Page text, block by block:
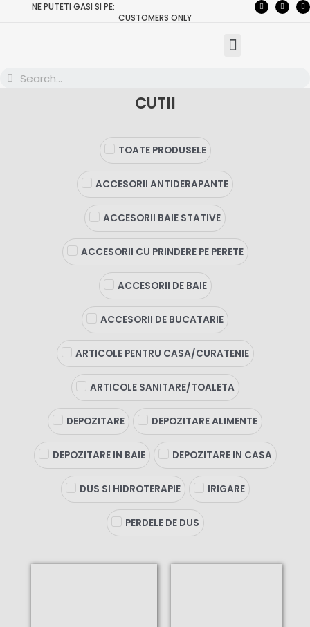
NE PUTETI GASI SI PE:
CUSTOMERS ONLY
CUTII
TOATE PRODUSELE
ACCESORII ANTIDERAPANTE
ACCESORII BAIE STATIVE
ACCESORII CU PRINDERE PE PERETE
ACCESORII DE BAIE
ACCESORII DE BUCATARIE
ARTICOLE PENTRU CASA/CURATENIE
ARTICOLE SANITARE/TOALETA
DEPOZITARE DEPOZITARE ALIMENTE
DEPOZITARE IN BAIE DEPOZITARE IN CASA
DUS SI HIDROTERAPIE IRIGARE
PERDELE DE DUS